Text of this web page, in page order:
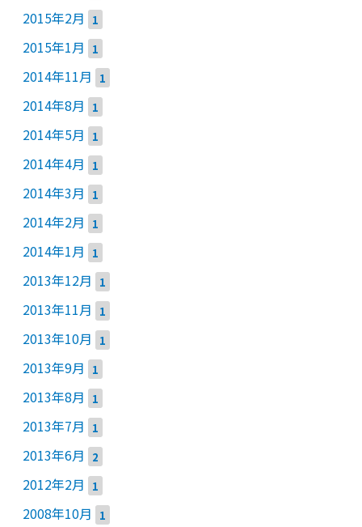
2015年2月 1
2015年1月 1
2014年11月 1
2014年8月 1
2014年5月 1
2014年4月 1
2014年3月 1
2014年2月 1
2014年1月 1
2013年12月 1
2013年11月 1
2013年10月 1
2013年9月 1
2013年8月 1
2013年7月 1
2013年6月 2
2012年2月 1
2008年10月 1